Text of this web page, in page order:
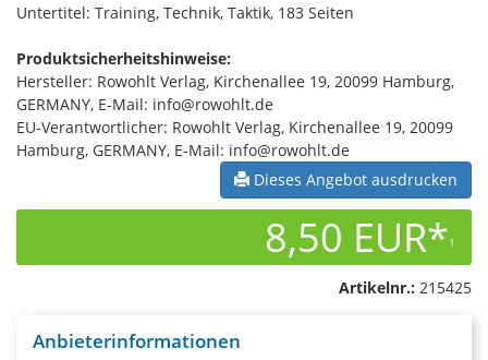
Untertitel: Training, Technik, Taktik, 183 Seiten
Produktsicherheitshinweise:
Hersteller: Rowohlt Verlag, Kirchenallee 19, 20099 Hamburg,
GERMANY, E-Mail: info@rowohlt.de
EU-Verantwortlicher: Rowohlt Verlag, Kirchenallee 19, 20099
Hamburg, GERMANY, E-Mail: info@rowohlt.de
Dieses Angebot ausdrucken
8,50 EUR*1
Artikelnr.: 215425
Anbieterinformationen